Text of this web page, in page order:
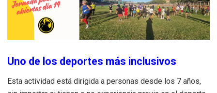
Uno de los deportes más inclusivos
Esta actividad está dirigida a personas desde los 7 años,